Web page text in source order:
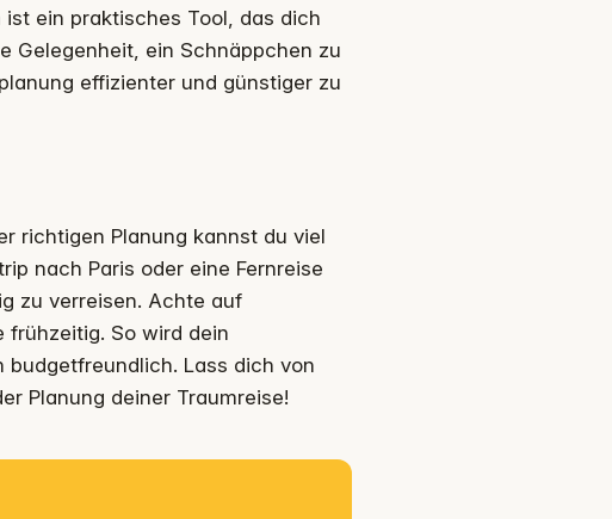
ein praktisches Tool, das dich
Gelegenheit, ein Schnäppchen zu
effizienter und günstiger zu
richtigen Planung kannst du viel
nach Paris oder eine Fernreise
zu verreisen. Achte auf
frühzeitig. So wird dein
Lass dich von
Planung deiner Traumreise!